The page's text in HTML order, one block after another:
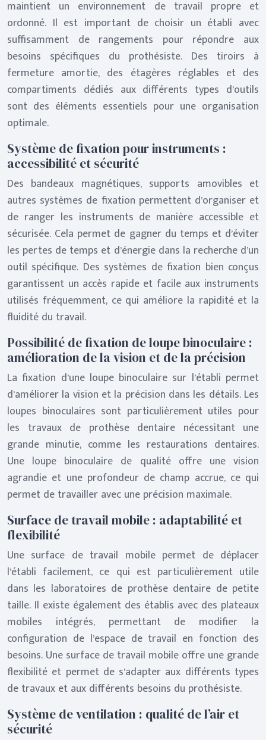
maintient un environnement de travail propre et
ordonné. Il est important de choisir un établi avec
suffisamment de rangements pour répondre aux
besoins spécifiques du prothésiste. Des tiroirs à
fermeture amortie, des étagères réglables et des
compartiments dédiés aux différents types d’outils
sont des éléments essentiels pour une organisation
optimale.
Système de fixation pour instruments :
accessibilité et sécurité
Des bandeaux magnétiques, supports amovibles et
autres systèmes de fixation permettent d’organiser et
de ranger les instruments de manière accessible et
sécurisée. Cela permet de gagner du temps et d’éviter
les pertes de temps et d’énergie dans la recherche d’un
outil spécifique. Des systèmes de fixation bien conçus
garantissent un accès rapide et facile aux instruments
utilisés fréquemment, ce qui améliore la rapidité et la
fluidité du travail.
Possibilité de fixation de loupe binoculaire :
amélioration de la vision et de la précision
La fixation d’une loupe binoculaire sur l’établi permet
d’améliorer la vision et la précision dans les détails. Les
loupes binoculaires sont particulièrement utiles pour
les travaux de prothèse dentaire nécessitant une
grande minutie, comme les restaurations dentaires.
Une loupe binoculaire de qualité offre une vision
agrandie et une profondeur de champ accrue, ce qui
permet de travailler avec une précision maximale.
Surface de travail mobile : adaptabilité et
flexibilité
Une surface de travail mobile permet de déplacer
l’établi facilement, ce qui est particulièrement utile
dans les laboratoires de prothèse dentaire de petite
taille. Il existe également des établis avec des plateaux
mobiles intégrés, permettant de modifier la
configuration de l’espace de travail en fonction des
besoins. Une surface de travail mobile offre une grande
flexibilité et permet de s’adapter aux différents types
de travaux et aux différents besoins du prothésiste.
Système de ventilation : qualité de l’air et
sécurité